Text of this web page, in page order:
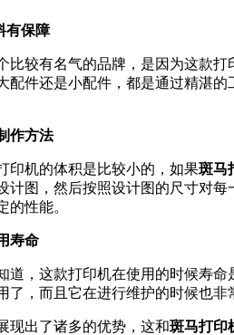
有保障
较有名气的品牌，是因为这款
配件还是小配件，都是通过精
作方法
机的体积是比较小的，如果斑马
图，然后按照设计图的尺寸对
能。
寿命
，这款打印机在使用的时候寿命
，而且它在进行维护的时候
现出了诸多的优势，这和斑马打印